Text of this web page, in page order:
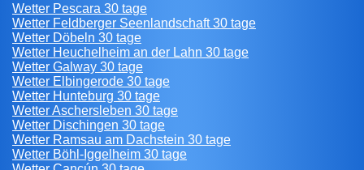
Wetter Pescara 30 tage
Wetter Feldberger Seenlandschaft 30 tage
Wetter Döbeln 30 tage
Wetter Heuchelheim an der Lahn 30 tage
Wetter Galway 30 tage
Wetter Elbingerode 30 tage
Wetter Hunteburg 30 tage
Wetter Aschersleben 30 tage
Wetter Dischingen 30 tage
Wetter Ramsau am Dachstein 30 tage
Wetter Böhl-Iggelheim 30 tage